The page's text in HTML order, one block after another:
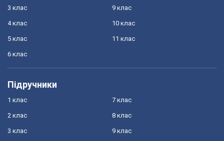
3 клас
4 клас
5 клас
6 клас
9 клас
10 клас
11 клас
Підручники
1 клас
2 клас
3 клас
7 клас
8 клас
9 клас